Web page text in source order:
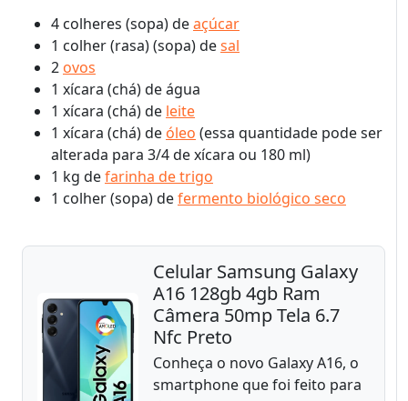
4 colheres (sopa) deaçúcar
1 colher (rasa) (sopa) desal
2 ovos
1 xícara (chá) de água
1 xícara (chá) de leite
1 xícara (chá) de óleo (essa quantidade pode ser
alterada para 3/4 de xícara ou 180 ml)
1 kg defarinha de trigo
1 colher (sopa) defermento biológico seco
Celular Samsung Galaxy
A16 128gb 4gb Ram
Câmera 50mp Tela 6.7
Nfc Preto
Conheça o novo Galaxy A16, o
smartphone que foi feito para